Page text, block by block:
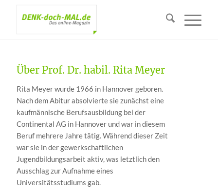
Über Prof. Dr. habil. Rita Meyer
Rita Meyer wurde 1966 in Hannover geboren.
Nach dem Abitur absolvierte sie zunächst eine
kaufmännische Berufsausbildung bei der
Continental AG in Hannover und war in diesem
Beruf mehrere Jahre tätig. Während dieser Zeit
war sie in der gewerkschaftlichen
Jugendbildungsarbeit aktiv, was letztlich den
Ausschlag zur Aufnahme eines
Universitätsstudiums gab.